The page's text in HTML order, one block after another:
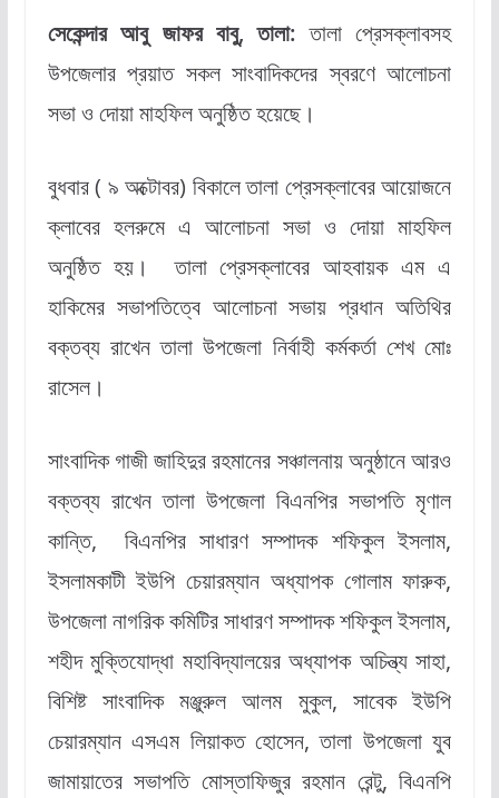
সেকেন্দার আবু জাফর বাবু, তালা: তালা প্রেসক্লাবসহ
উপজেলার প্রয়াত সকল সাংবাদিকদের স্বরণে আলোচনা
সভা ও দোয়া মাহফিল অনুষ্ঠিত হয়েছে।
বুধবার ( ৯ অক্টোবর) বিকালে তালা প্রেসক্লাবের আয়োজনে
ক্লাবের হলরুমে এ আলোচনা সভা ও দোয়া মাহফিল
অনুষ্ঠিত হয়। তালা প্রেসক্লাবের আহবায়ক এম এ
হাকিমের সভাপতিত্বে আলোচনা সভায় প্রধান অতিথির
বক্তব্য রাখেন তালা উপজেলা নির্বাহী কর্মকর্তা শেখ মোঃ
রাসেল।
সাংবাদিক গাজী জাহিদুর রহমানের সঞ্চালনায় অনুষ্ঠানে আরও
বক্তব্য রাখেন তালা উপজেলা বিএনপির সভাপতি মৃণাল
কান্তি, বিএনপির সাধারণ সম্পাদক শফিকুল ইসলাম,
ইসলামকাটী ইউপি চেয়ারম্যান অধ্যাপক গোলাম ফারুক,
উপজেলা নাগরিক কমিটির সাধারণ সম্পাদক শফিকুল ইসলাম,
শহীদ মুক্তিযোদ্ধা মহাবিদ্যালয়ের অধ্যাপক অচিন্ত্য সাহা,
বিশিষ্ট সাংবাদিক মঞ্জুরুল আলম মুকুল, সাবেক ইউপি
চেয়ারম্যান এসএম লিয়াকত হোসেন, তালা উপজেলা যুব
জামায়াতের সভাপতি মোস্তাফিজুর রহমান রেন্টু, বিএনপি